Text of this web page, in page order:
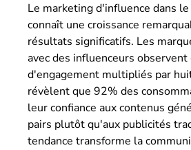
Le marketing d'influence dans
connaît une croissance
résultats significatifs. Les
avec des influenceurs observent
d'engagement multipliés par
révèlent que 92% des
leur confiance aux contenus
pairs plutôt qu'aux publicités
tendance transforme la